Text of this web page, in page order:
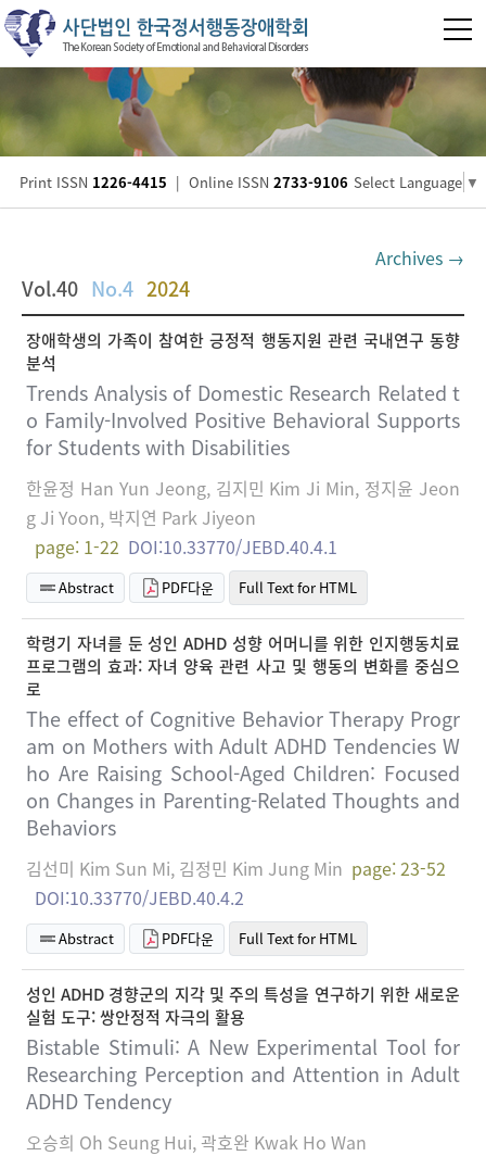
Print ISSN 1226-4415 | Online ISSN 2733-9106 Select Language ▼
Archives →
Vol.40 No.4 2024
장애학생의 가족이 참여한 긍정적 행동지원 관련 국내연구 동향
분석
Trends Analysis of Domestic Research Related t
o Family-Involved Positive Behavioral Supports
for Students with Disabilities
한윤정 Han Yun Jeong, 김지민 Kim Ji Min, 정지윤 Jeon
g Ji Yoon, 박지연 Park Jiyeon
page: 1-22 DOI:10.33770/JEBD.40.4.1
Abstract PDF다운 Full Text for HTML
학령기 자녀를 둔 성인 ADHD 성향 어머니를 위한 인지행동치료
프로그램의 효과: 자녀 양육 관련 사고 및 행동의 변화를 중심으
로
The effect of Cognitive Behavior Therapy Progr
am on Mothers with Adult ADHD Tendencies W
ho Are Raising School-Aged Children: Focused
on Changes in Parenting-Related Thoughts and
Behaviors
김선미 Kim Sun Mi, 김정민 Kim Jung Min page: 23-52
DOI:10.33770/JEBD.40.4.2
Abstract PDF다운 Full Text for HTML
성인 ADHD 경향군의 지각 및 주의 특성을 연구하기 위한 새로운
실험 도구: 쌍안정적 자극의 활용
Bistable Stimuli: A New Experimental Tool for
Researching Perception and Attention in Adult
ADHD Tendency
오승희 Oh Seung Hui, 곽호완 Kwak Ho Wan